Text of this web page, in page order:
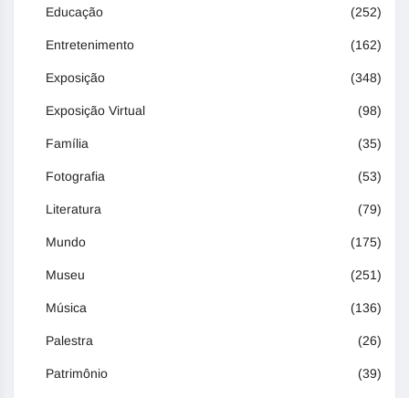
Educação (252)
Entretenimento (162)
Exposição (348)
Exposição Virtual (98)
Família (35)
Fotografia (53)
Literatura (79)
Mundo (175)
Museu (251)
Música (136)
Palestra (26)
Patrimônio (39)